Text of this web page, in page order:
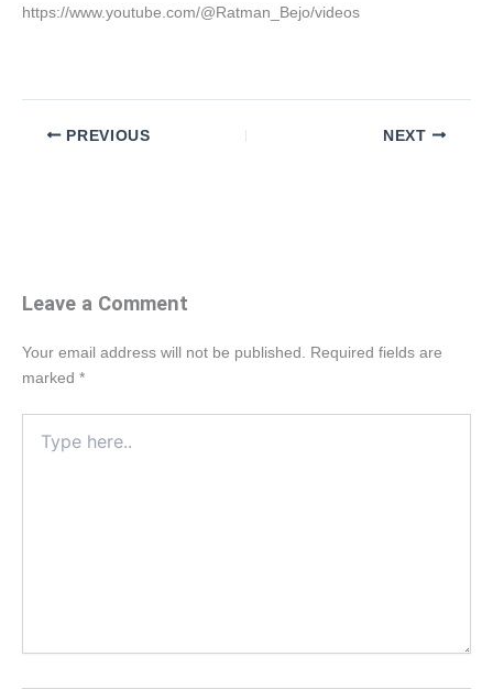
https://www.youtube.com/@Ratman_Bejo/videos
PREVIOUS NEXT
Leave a Comment
Your email address will not be published.
Required fields are
marked *
here..